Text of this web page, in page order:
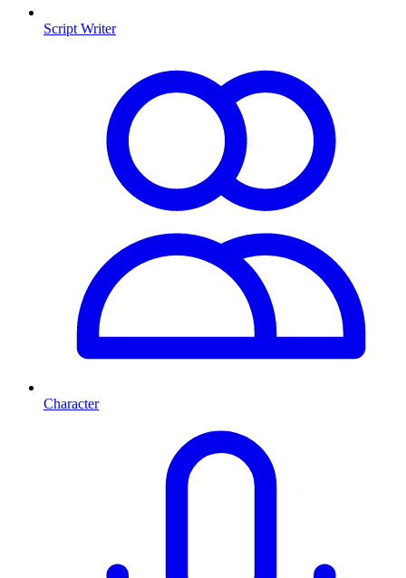
Script Writer
Character